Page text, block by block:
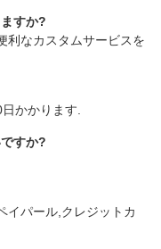
すか?
利なカスタムサービスを
かかります.
すか?
イパール,クレジットカ